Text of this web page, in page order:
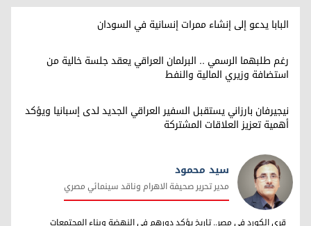
البابا يدعو إلى إنشاء ممرات إنسانية في السودان
رغم طلبهما الرسمي .. البرلمان العراقي يعقد جلسة خالية من
استضافة وزيري المالية والنفط
نيجيرفان بارزاني يستقبل السفير العراقي الجديد لدى إسبانيا ويؤكد
أهمية تعزيز العلاقات المشتركة
سيد محمود
سيد محمود
مدير تحرير صحيفة الاهرام وناقد سينمائي مصري